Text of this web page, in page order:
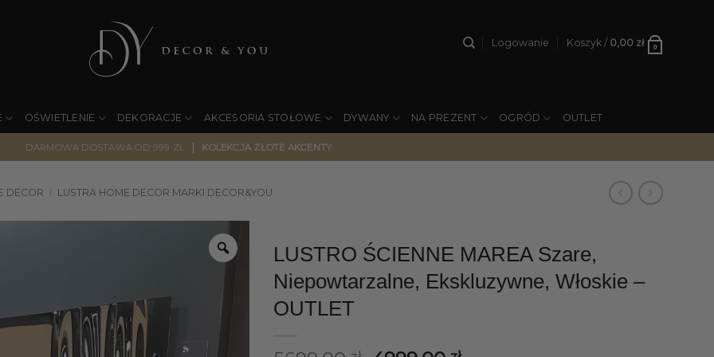
Logowanie Koszyk / 0,00 zł 0
OŚWIETLENIE DEKORACJE AKCESORIA STOŁOWE DYWANY NA PREZENT OGRÓD OUTLET
DARMOWA DOSTAWA OD 999 ZŁ | KOLEKCJA ZŁOTE AKCENTY
DECOR / LUSTRA HOME DECOR MARKI DECOR&YOU
LUSTRO ŚCIENNE MAREA Szare,
Niepowtarzalne, Ekskluzywne, Włoskie –
OUTLET